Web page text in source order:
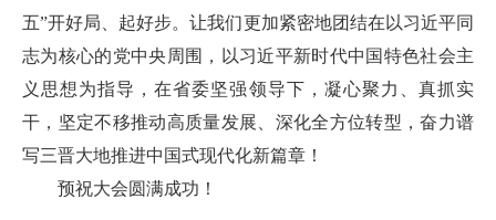
五”开好局、起好步。让我们更加紧密地团结在以习近平同
志为核心的党中央周围，以习近平新时代中国特色社会主
义思想为指导，在省委坚强领导下，凝心聚力、真抓实
干，坚定不移推动高质量发展、深化全方位转型，奋力谱
写三晋大地推进中国式现代化新篇章！
预祝大会圆满成功！